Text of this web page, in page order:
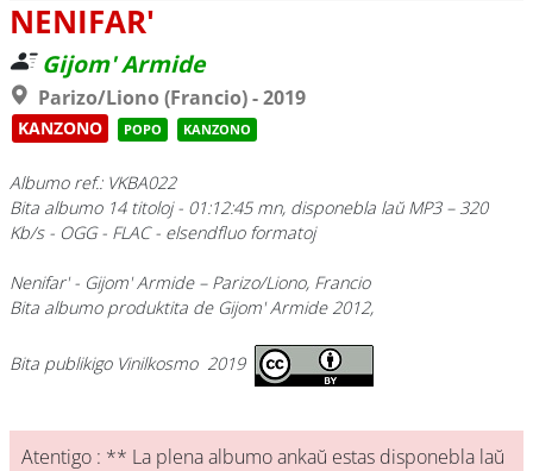
NENIFAR'
Gijom' Armide
Parizo/Liono (Francio) - 2019
KANZONO POPO KANZONO
Albumo ref.: VKBA022
Bita albumo 14 titoloj - 01:12:45 mn, disponebla laŭ MP3 – 320
Kb/s - OGG - FLAC - elsendfluo formatoj
Nenifar'- Gijom' Armide – Parizo/Liono, Francio
Bita albumo produktita de Gijom' Armide 2012,
Bita publikigo Vinilkosmo 2019
Atentigo : ** La plena albumo ankaŭ estas disponebla laŭ